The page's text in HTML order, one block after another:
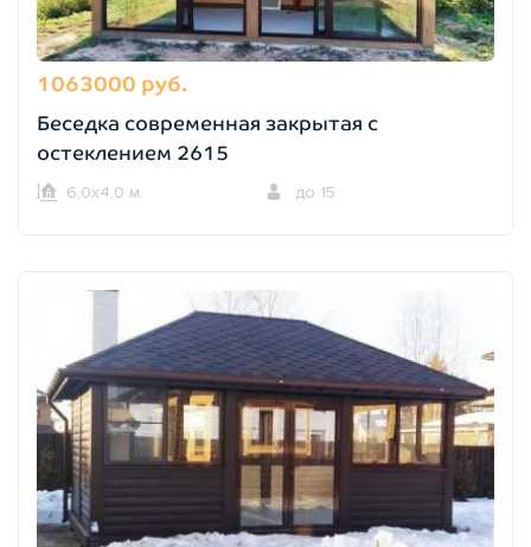
1063000 руб.
Беседка современная закрытая с
остеклением 2615
6,0х4,0 м. до 15